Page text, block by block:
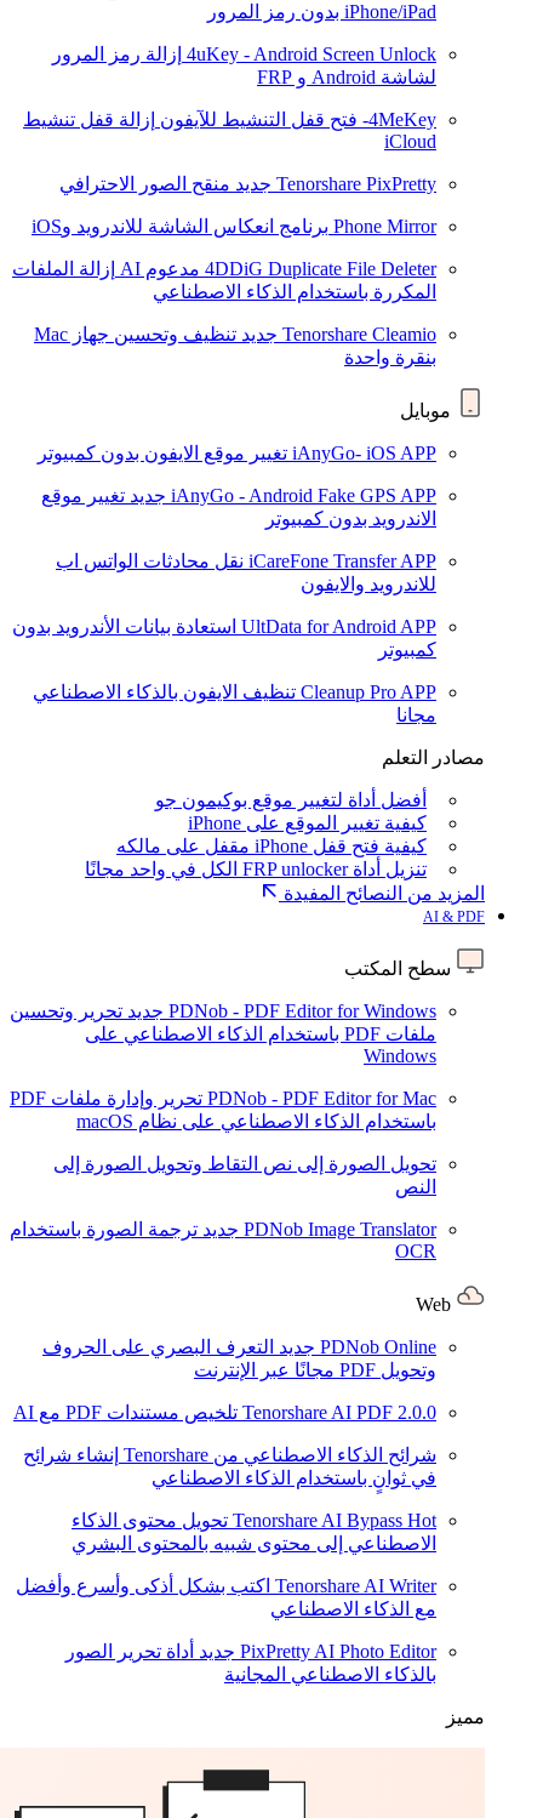
iPhone/iPad بدون رمز المرور
4uKey - Android Screen Unlock إزالة رمز المرور
لشاشة Android و FRP
4MeKey- فتح قفل التنشيط للآيفون
إزالة قفل تنشيط
iCloud
Tenorshare PixPretty جديد منقح الصور الاحترافي
Phone Mirror برنامج انعكاس الشاشة للاندرويد وiOS
4DDiG Duplicate File Deleter مدعوم AI
إزالة الملفات
المكررة باستخدام الذكاء الاصطناعي
Tenorshare Cleamio جديد
تنظيف وتحسين جهاز Mac
بنقرة واحدة
موبايل
iAnyGo- iOS APP تغيير موقع الايفون بدون كمبيوتر
iAnyGo - Android Fake GPS APP جديد تغيير موقع
الاندرويد بدون كمبيوتر
iCareFone Transfer APP نقل محادثات الواتس اب
للاندرويد والايفون
UltData for Android APP استعادة بيانات الأندرويد بدون
كمبيوتر
Cleanup Pro APP تنظيف الايفون بالذكاء الاصطناعي
مجانا
مصادر التعلم
أفضل أداة لتغيير موقع بوكيمون جو
كيفية تغيير الموقع على iPhone
كيفية فتح قفل iPhone مقفل على مالكه
تنزيل أداة FRP unlocker الكل في واحد مجانًا
المزيد من النصائح المفيدة
AI & PDF
سطح المكتب
PDNob - PDF Editor for Windows جديد تحرير وتحسين
ملفات PDF باستخدام الذكاء الاصطناعي على
Windows
PDNob - PDF Editor for Mac
تحرير وإدارة ملفات PDF
باستخدام الذكاء الاصطناعي على نظام macOS
تحويل الصورة إلى نص التقاط وتحويل الصورة إلى
النص
PDNob Image Translator جديد ترجمة الصورة باستخدام
OCR
PDNob Online جديد التعرف البصري على الحروف
وتحويل PDF مجانًا عبر الإنترنت
Tenorshare AI PDF 2.0.0 تلخيص مستندات PDF مع AI
شرائح الذكاء الاصطناعي من Tenorshare
إنشاء شرائح
في ثوانٍ باستخدام الذكاء الاصطناعي
Tenorshare AI Bypass Hot
تحويل محتوى الذكاء
الاصطناعي إلى محتوى شبيه بالمحتوى البشري
Tenorshare AI Writer اكتب بشكل أذكى وأسرع وأفضل
مع الذكاء الاصطناعي
PixPretty AI Photo Editor جديد أداة تحرير الصور
بالذكاء الاصطناعي المجانية
مميز